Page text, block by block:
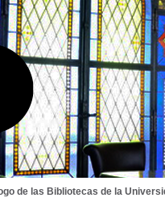
de las Bibliotecas de la